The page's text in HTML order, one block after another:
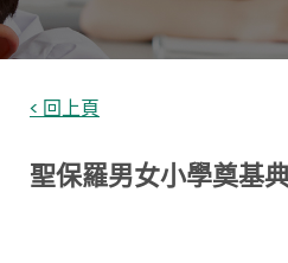
< 回上頁
聖保羅男女小學奠基